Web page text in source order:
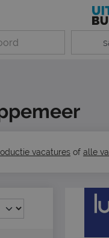
vacatures of alle